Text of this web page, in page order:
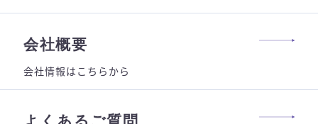
会社概要
会社情報はこちらから
よくあるご質問